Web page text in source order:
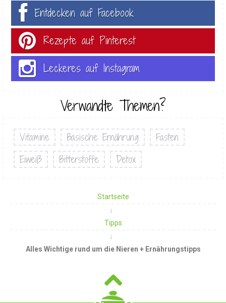
Entdecken auf Facebook
Rezepte auf Pinterest
Leckeres auf Instagram
Verwandte Themen?
Vitamine Basische Ernährung
Fasten
Eiweiß
Bitterstoffe Detox
Startseite
Tipps
Alles Wichtige rund um die Nieren + Ernährungstipps